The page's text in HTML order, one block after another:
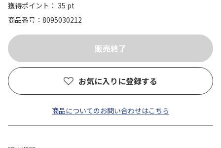
獲得ポイント： 35 pt
商品番号
8095030212
お気に入りに登録する
商品についてのお問い合わせはこちら